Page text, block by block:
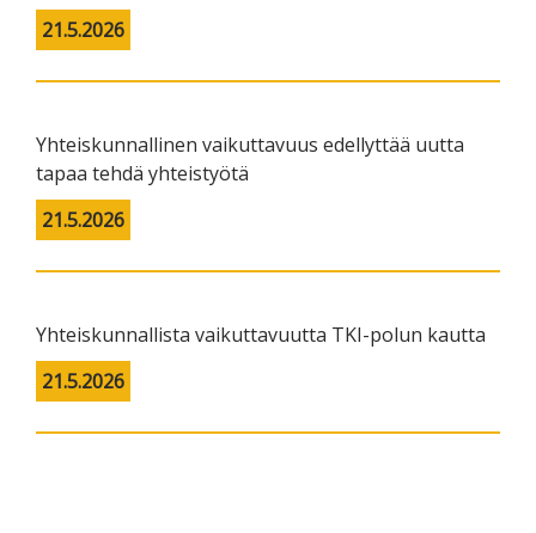
21.5.2026
Yhteiskunnallinen vaikuttavuus edellyttää uutta
tapaa tehdä yhteistyötä
21.5.2026
Yhteiskunnallista vaikuttavuutta TKI-polun kautta
21.5.2026